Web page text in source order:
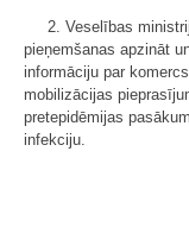
2. Veselības
pieņemšanas apzināt
informāciju par
mobilizācijas
pretepidēmijas
infekciju.